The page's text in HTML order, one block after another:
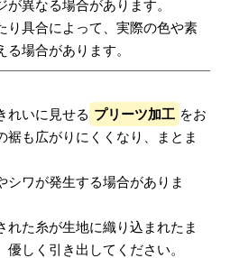
異なる場合があります。
り具合によって、実際の色や素
場合があります。
れいに見せる プリーツ加工 をお
裾も広がりにくくなり、まとま
シワが発生する場合がありま
れた糸が生地に織り込まれたま
しく引き出してください。